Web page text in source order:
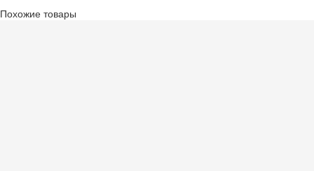
Похожие товары